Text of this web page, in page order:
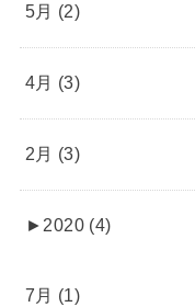
5月 (2)
4月 (3)
2月 (3)
► 2020 (4)
7月 (1)